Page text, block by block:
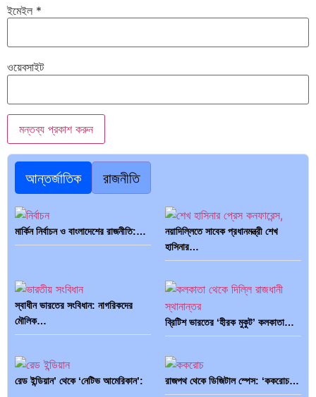
ইমেইল *
ওয়েবসাইট
আন্তর্জাতিক রাজনীতি
মার্কিন নির্বাচন ও বাংলাদেশের রাজনীতি:…
নয়াদিল্লিতে সাবেক প্রধানমন্ত্রী শেখ
হাসিনার…
স্বাধীন ভারতের সংবিধান: নাগরিকদের
মৌলিক…
ব্রিটিশ ভারতের ‘হীরক মুকুট’ কলকাতা…
রেড ইন্ডিয়ান’ থেকে ‘নেটিভ আমেরিকান’:
রাজপথ থেকে ডিজিটাল স্পেস: ‘ককরোচ…